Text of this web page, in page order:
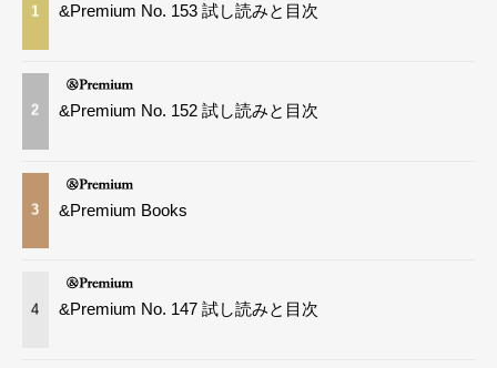
1 &Premium No. 153 試し読みと目次
2 &Premium No. 152 試し読みと目次
3 &Premium Books
4 &Premium No. 147 試し読みと目次